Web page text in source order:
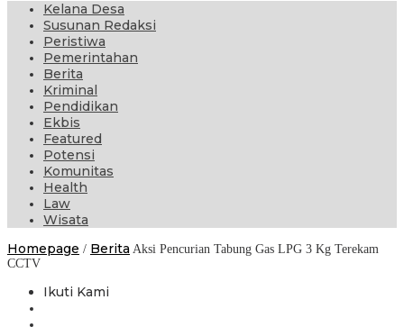
Kelana Desa
Susunan Redaksi
Peristiwa
Pemerintahan
Berita
Kriminal
Pendidikan
Ekbis
Featured
Potensi
Komunitas
Health
Law
Wisata
Homepage / Berita Aksi Pencurian Tabung Gas LPG 3 Kg Terekam
CCTV
Ikuti Kami